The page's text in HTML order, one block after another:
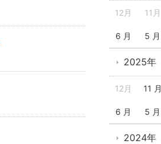
12月 11月
6 月 5 月
2025年
12月 11 月
6 月 5 月
2024年